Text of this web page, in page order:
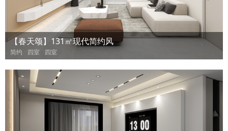
【春天颂】131㎡现代简约风
简约 四室 四室